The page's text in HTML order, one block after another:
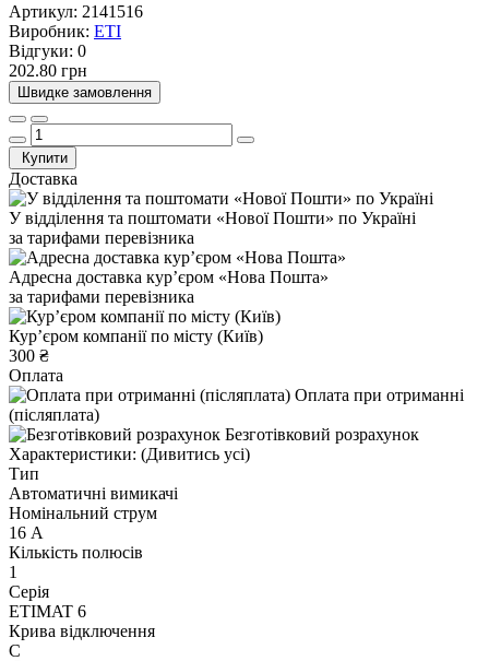
Артикул: 2141516
Виробник: ETI
Відгуки: 0
202.80 грн
Швидке замовлення
Купити
Доставка
У відділення та поштомати «Нової Пошти» по Україні
за тарифами перевізника
Адресна доставка курʼєром «Нова Пошта»
за тарифами перевізника
Курʼєром компанії по місту (Київ)
300 ₴
Оплата
Оплата при отриманні
(післяплата)
Безготівковий розрахунок
Характеристики: (Дивитись усі)
Тип
Автоматичні вимикачі
Номінальний струм
16 А
Кількість полюсів
1
Серія
ETIMAT 6
Крива відключення
C